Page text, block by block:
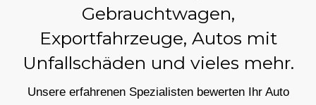
Gebrauchtwagen,
Exportfahrzeuge, Autos mit
Unfallschäden und vieles mehr.
Unsere erfahrenen Spezialisten bewerten Ihr Auto